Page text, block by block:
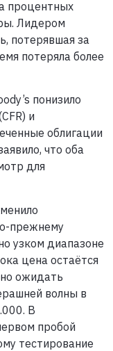
процентных
Лидером
потерявшая за
потеряла более
понизило
и
облигации
что оба
для
прежнему
узком диапазоне
цена остаётся
ожидать
волны в
В
пробой
тестирование